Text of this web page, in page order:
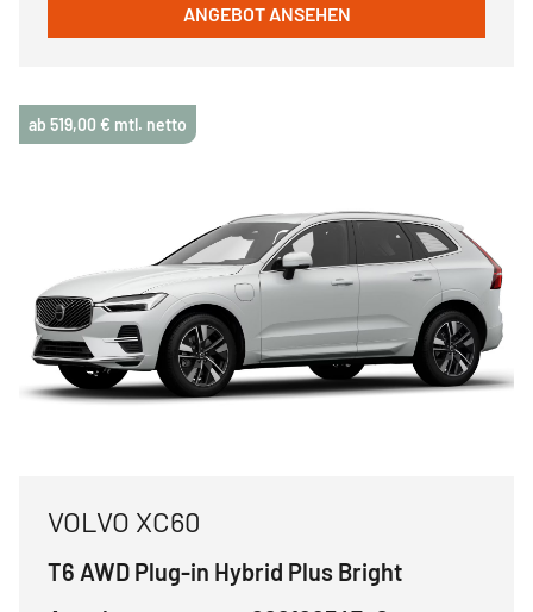
ANGEBOT ANSEHEN
ab 519,00 € mtl. netto
VOLVO XC60
T6 AWD Plug-in Hybrid Plus Bright